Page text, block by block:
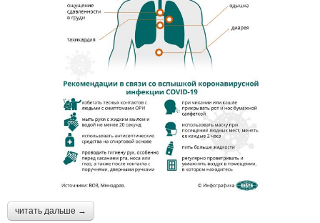
читать дальше →